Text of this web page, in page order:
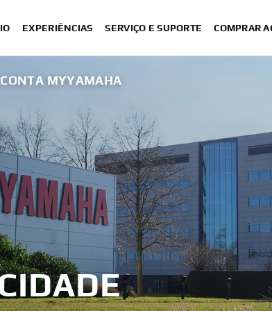
EXPERIÊNCIAS SERVIÇO E SUPORTE COMPRAR
MYYAMAHA